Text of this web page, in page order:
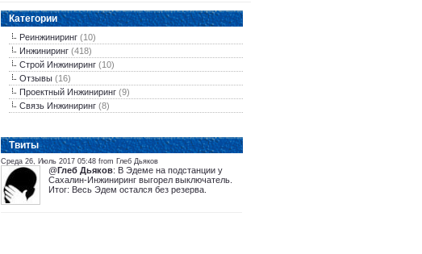
Категории
Реинжиниринг (10)
Инжиниринг (418)
Строй Инжиниринг (10)
Отзывы (16)
Проектный Инжиниринг (9)
Связь Инжиниринг (8)
Tвиты
Среда 26, Июль 2017 05:48 from Глеб Дьяков
@Глеб Дьяков: В Эдеме на подстанции у
Сахалин-Инжиниринг выгорел выключатель.
Итог: Весь Эдем остался без резерва.